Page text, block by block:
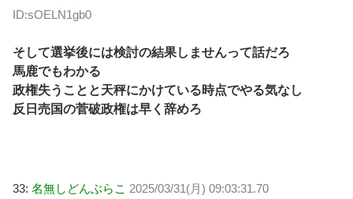
ID:sOELN1gb0
そして選挙後には検討の結果しませんって話だろ
馬鹿でもわかる
政権失うことと天秤にかけている時点でやる気なし
反日売国の菅破政権は早く辞めろ
33: 名無しどんぶらこ 2025/03/31(月) 09:03:31.70